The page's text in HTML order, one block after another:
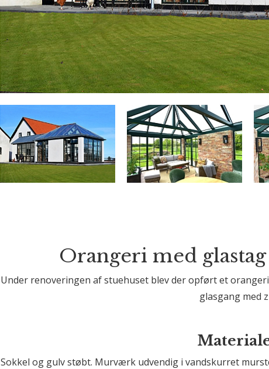
Orangeri med
Under renoveringen af stuehuset blev der opført et
glasgang med
Sokkel og gulv støbt. Murværk udvendig i vandskurret